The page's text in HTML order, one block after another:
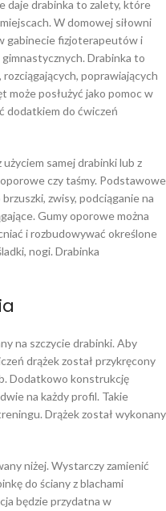
daje drabinka to zalety, które
W domowej siłowni
gabinecie fizjoterapeutów i
Drabinka to
poprawiających
może posłużyć jako pomoc w
dodatkiem do ćwiczeń
samej drabinki lub z
czy taśmy. Podstawowe
zwisy, podciąganie na
Gumy oporowe można
i rozbudowywać określone
nogi. Drabinka
na szczycie drabinki. Aby
drążek został przykręcony
Dodatkowo konstrukcję
na każdy profil. Takie
Drążek został wykonany
niżej. Wystarczy zamienić
do ściany z blachami
będzie przydatna w